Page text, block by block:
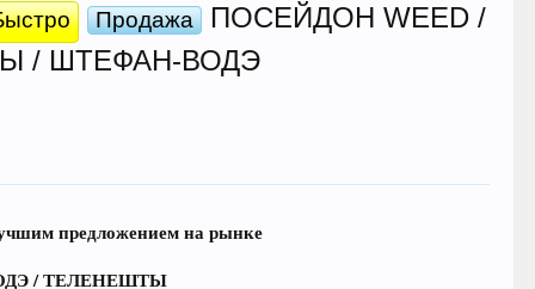
Продажа
ПОСЕЙДОН WEED /
/ ШТЕФАН-ВОДЭ
предложением на рынке
/ ТЕЛЕНЕШТЫ